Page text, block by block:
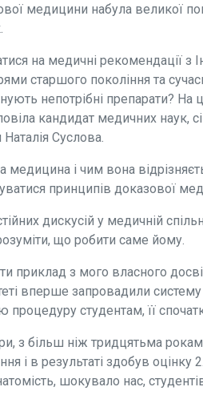
медицини набула великої
на медичні рекомендації з
старшого покоління та
непотрібні препарати? На
кандидат медичних наук,
Суслова.
медицина і чим вона
принципів доказової
дискусій у медичній
що робити саме йому.
приклад з мого власного
вперше запровадили
процедуру студентам, її
з більш ніж тридцятьма
і в результаті здобув оцінку
шокувало нас,